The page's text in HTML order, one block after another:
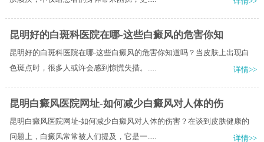
昆明好的白斑科医院在哪-这些白癜风的危害你知
昆明好的白斑科医院在哪-这些白癜风的危害你知道吗？当皮肤上出现白
色斑点时，很多人或许会感到惊慌失措。.....
详情>>
昆明白癜风医院网址-如何减少白癜风对人体的伤
昆明白癜风医院网址-如何减少白癜风对人体的伤害？在谈到皮肤健康的
问题上，白癜风常常被人们提及，它是一.....
详情>>